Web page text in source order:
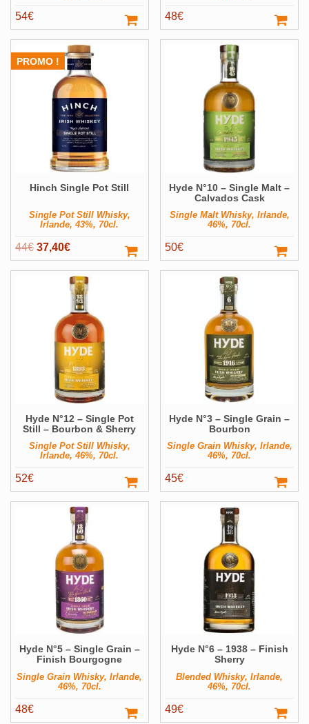
54€ 48€
PROMO !
Hinch Single Pot Still
Single Pot Still Whisky,
Irlande, 43%, 70cl.
44€ Le
prix
37,40€Le
prix
actuel
est :
37,40€.
Hyde N°10 – Single Malt –
Calvados Cask
Single Malt Whisky, Irlande,
46%, 70cl.
50€
Hyde N°12 – Single Pot
Still – Bourbon & Sherry
Single Pot Still Whisky,
Irlande, 46%, 70cl.
52€
Hyde N°3 – Single Grain –
Bourbon
Single Grain Whisky, Irlande,
46%, 70cl.
45€
Hyde N°5 – Single Grain –
Finish Bourgogne
Single Grain Whisky, Irlande,
46%, 70cl.
48€
Hyde N°6 – 1938 – Finish
Sherry
Blended Whisky, Irlande,
46%, 70cl.
49€